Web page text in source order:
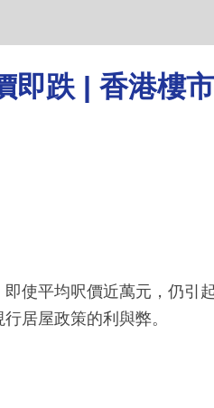
即跌 | 香港樓市
即使平均呎價近萬元，仍引
居屋政策的利與弊。